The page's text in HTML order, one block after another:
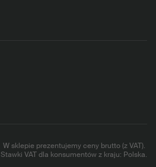
W sklepie prezentujemy ceny brutto (z VAT).
Stawki VAT dla konsumentów z kraju: Polska.